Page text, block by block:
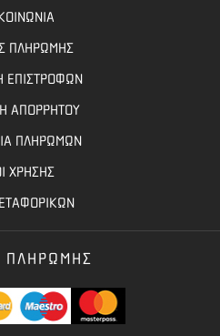
ΠΛΗΡΩΜΗΣ
ΕΠΙΣΤΡΟΦΩΝ
ΑΠΟΡΡΗΤΟΥ
ΠΛΗΡΩΜΩΝ
ΧΡΗΣΗΣ
ΠΛΗΡΩΜΗΣ